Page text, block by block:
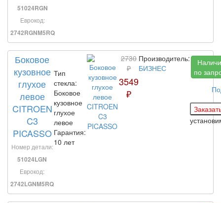
51024RGN
Еврокод:
2742RGNM5RQ
Боковое
кузовное
глухое
левое
CITROEN
C3
PICASSO
Номер детали:
51024LGN
Еврокод:
2742LGNM5RQ
Тип
стекла:
Боковое
кузовное
глухое
левое
Гарантия:
10 лет
2730
₽
3549
₽
Производитель:
БИЗНЕС
по